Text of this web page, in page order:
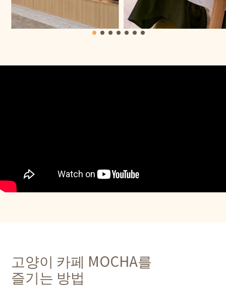
고양이 카페 MOCHA를
즐기는 방법